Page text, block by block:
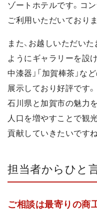
ゾートホテルです。コ
ご利用いただいておりま
また、お越しいただい
ようにギャラリーを設け
中漆器」「加賀棒茶」な
展示しており好評です
石川県と加賀市の魅力
人口を増やすことで観
貢献していきたいですね
担当者からひと
ご相談は最寄りの商